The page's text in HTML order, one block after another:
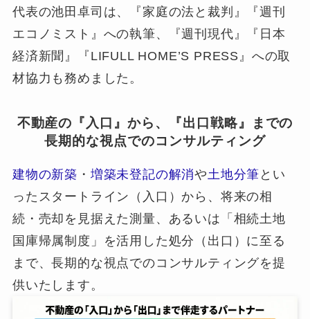
代表の池田卓司は、『家庭の法と裁判』『週刊
エコノミスト』への執筆、『週刊現代』『日本
経済新聞』『LIFULL HOME’S PRESS』への取
材協力も務めました。
不動産の『入口』から、『出口戦略』までの
長期的な視点でのコンサルティング
建物の新築 ・ 増築未登記の解消や 土地分筆 とい
ったスタートライン（入口）から、将来の相
続・売却を見据えた測量、あるいは「相続土地
国庫帰属制度」を活用した処分（出口）に至る
まで、長期的な視点でのコンサルティングを提
供いたします。